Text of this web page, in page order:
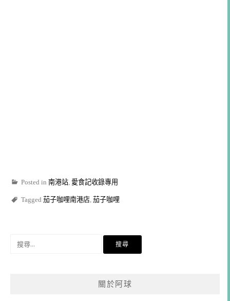
Posted in 南港站, 愛食記收錄專用
Tagged 茄子咖哩南港店, 茄子咖哩
關於阿球